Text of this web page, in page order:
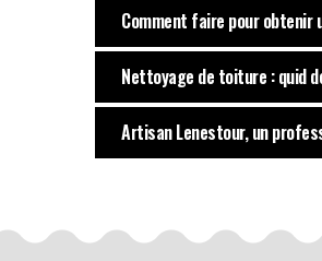
Comment faire pour obtenir
Nettoyage de toiture : quid
Artisan Lenestour, un